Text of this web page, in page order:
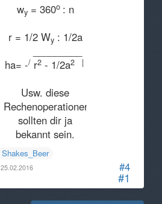
#1
#4
wy= 360o : n
r = 1/2 Wy: 1/2a
ha= -/r2- 1/2a2|
Usw. diese
Rechenoperationen
sollten dir ja
bekannt sein.
Shakes_Beer
25.02.2016